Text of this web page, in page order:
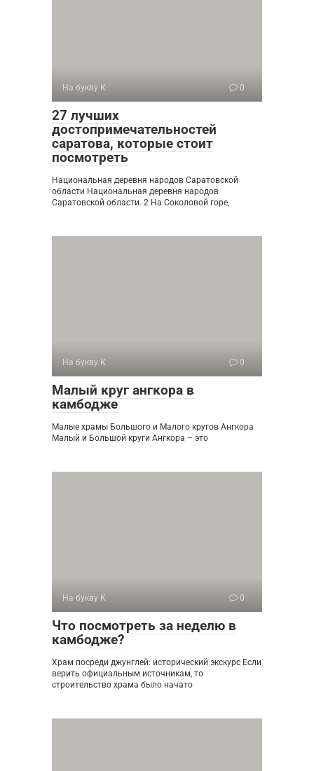
На букву К 0
27 лучших
достопримечательностей
саратова, которые стоит
посмотреть
Национальная деревня народов Саратовской
области Национальная деревня народов
Саратовской области. 2 На Соколовой горе,
На букву К 0
Малый круг ангкора в
камбодже
Малые храмы Большого и Малого кругов Ангкора
Малый и Большой круги Ангкора – это
На букву К 0
Что посмотреть за неделю в
камбодже?
Храм посреди джунглей: исторический экскурс Если
верить официальным источникам, то
строительство храма было начато